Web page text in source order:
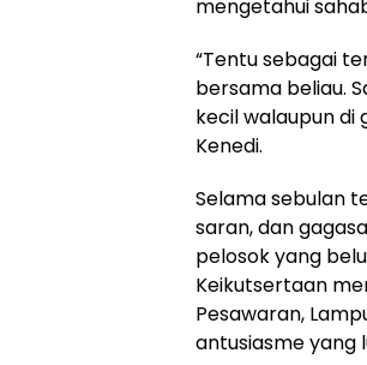
mengetahui
“Tentu sebagai
bersama beliau.
kecil walaupun di
Kenedi.
Selama sebulan
saran, dan
pelosok yang
Keikutsertaan
Pesawaran,
antusiasme yang